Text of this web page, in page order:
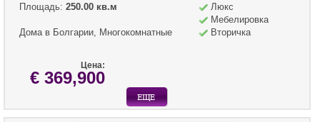
Площадь: 250.00 кв.м
Дома в Болгарии, Многокомнатные
Люкс
Мебелировка
Вторичка
Цена:
€ 369,900